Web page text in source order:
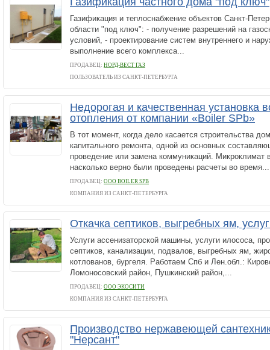
Газификация и теплоснабжение объектов Санкт-
области "под ключ": - получение разрешений на
условий, - проектирование систем внутреннего и
выполнение всего комплекса...
ПРОДАВЕЦ: НОРД-ВЕСТ ГАЗ
ПОЛЬЗОВАТЕЛЬ ИЗ САНКТ-ПЕТЕРБУРГА
Недорогая и качественная установка
отопления от компании «Boiler SPb»
В тот момент, когда дело касается строительства
капитального ремонта, одной из основных
проведение или замена коммуникаций. Микроклимат
насколько верно были проведены расчеты во время...
ПРОДАВЕЦ: ООО BOILER SPB
КОМПАНИЯ ИЗ САНКТ-ПЕТЕРБУРГА
Откачка септиков, выгребных ям,
Услуги ассенизаторской машины, услуги илососа,
септиков, канализации, подвалов, выгребных ям,
котлованов, бургеля. Работаем Спб и Лен.обл.:
Ломоносовский район, Пушкинский район,...
ПРОДАВЕЦ: ООО ЭКОСИТИ
КОМПАНИЯ ИЗ САНКТ-ПЕТЕРБУРГА
Производство нержавеющей
"Нерсант"